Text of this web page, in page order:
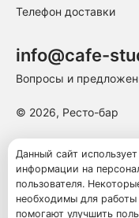
Телефон доставки
info@cafe-
Вопросы и
© 2026, Ресто-бар
Пользовательское
Политика
Публичная оферта
Данный сайт
информации на
пользователя.
необходимы для
помогают улучшить